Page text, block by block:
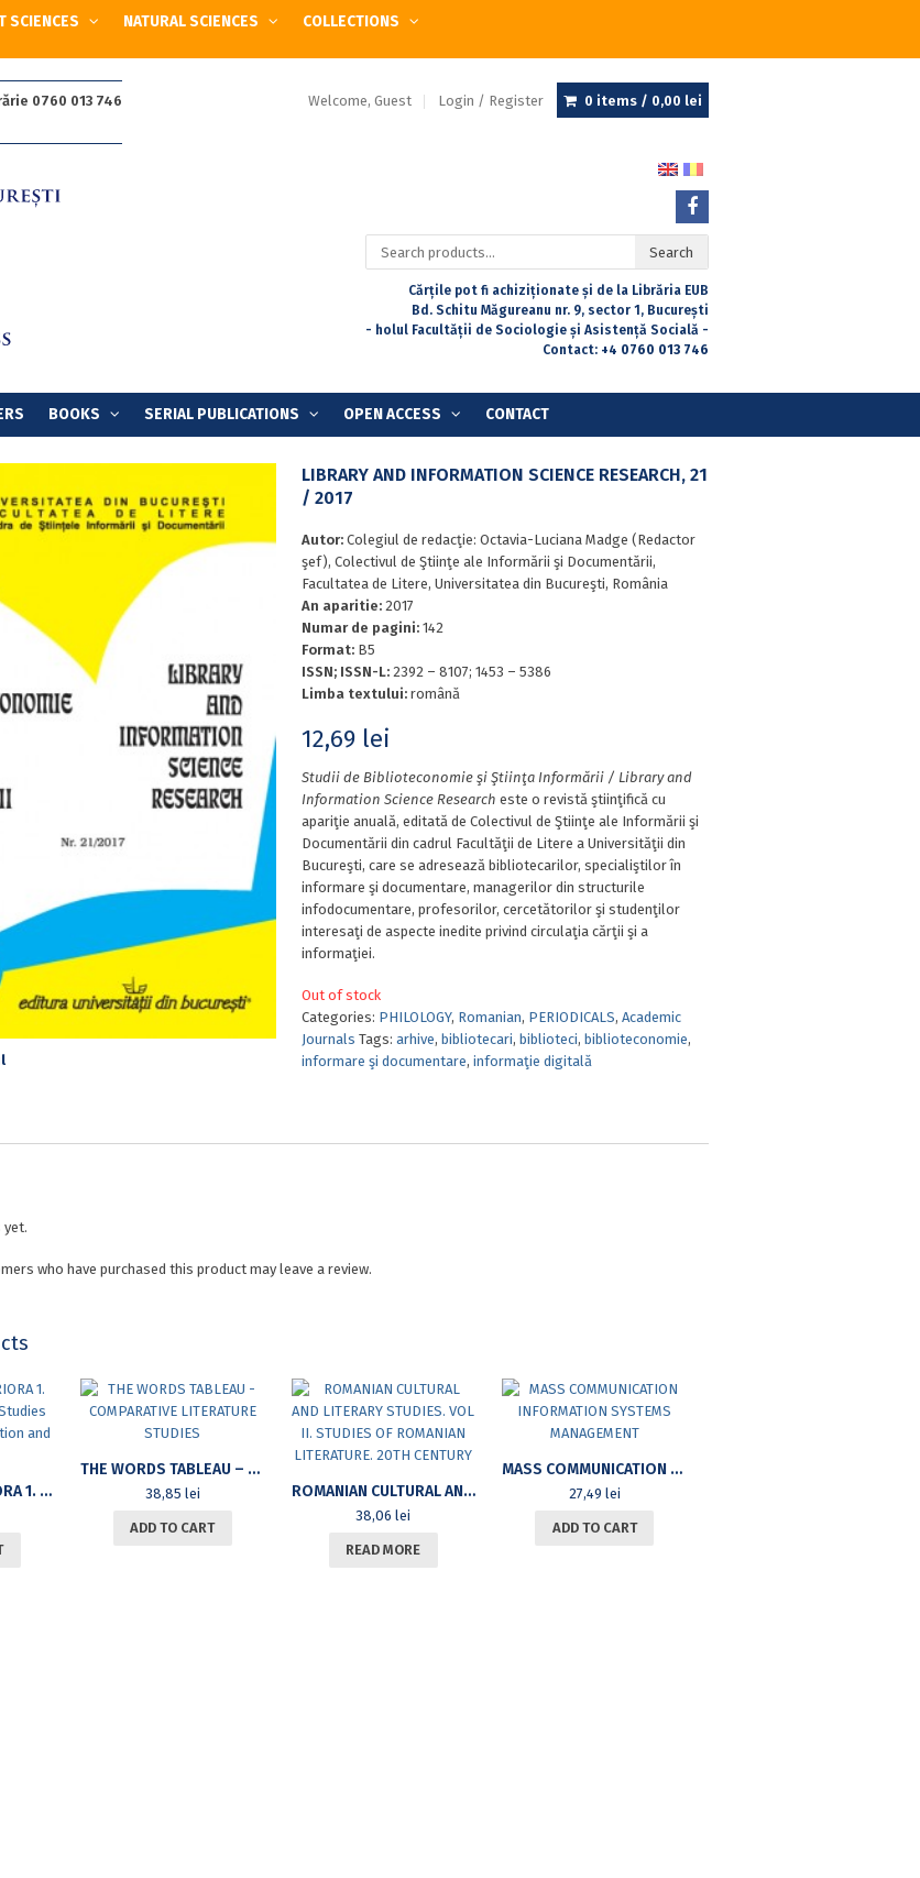
SCIENCES NATURAL SCIENCES COLLECTIONS
0760 013 746
Welcome, Guest Login / Register 0 items / 0,00 lei
Search
for:
Search
Cărțile pot fi achiziționate și de la Librăria EUB
Bd. Schitu Măgureanu nr. 9, sector 1, București
- holul Facultății de Sociologie și Asistență Socială -
Contact: +4 0760 013 746
BOOKS SERIAL PUBLICATIONS OPEN ACCESS CONTACT
LIBRARY AND INFORMATION SCIENCE RESEARCH, 21
/ 2017
Autor: Colegiul de redacţie: Octavia-Luciana Madge (Redactor
şef), Colectivul de Ştiinţe ale Informării şi Documentării,
Facultatea de Litere, Universitatea din Bucureşti, România
An aparitie: 2017
Numar de pagini: 142
Format: B5
ISSN; ISSN-L: 2392 – 8107; 1453 – 5386
Limba textului: română
12,69 lei
Studii de Biblioteconomie şi Ştiinţa Informării / Library and
Information Science Research este o revistă ştiinţifică cu
apariţie anuală, editată de Colectivul de Ştiinţe ale Informării şi
Documentării din cadrul Facultăţii de Litere a Universităţii din
Bucureşti, care se adresează bibliotecarilor, specialiştilor în
informare şi documentare, managerilor din structurile
infodocumentare, profesorilor, cercetătorilor şi studenţilor
interesaţi de aspecte inedite privind circulaţia cărţii şi a
informaţiei.
Out of stock
Categories: PHILOLOGY, Romanian, PERIODICALS, Academic
Journals Tags: arhive, bibliotecari, biblioteci, biblioteconomie,
informare şi documentare, informaţie digitală
yet.
who have purchased this product may leave a review.
PHILOLOGICA PRIORA 1. UNITY AND DIVERSITY. STUDIES OF LITERATURE, CIVILIZATION AND LINGUISTICS
THE WORDS TABLEAU – COMPARATIVE LITERATURE STUDIES
38,85 lei
ADD TO CART
ROMANIAN CULTURAL AND LITERARY STUDIES. VOL II. STUDIES OF ROMANIAN LITERATURE. 20TH CENTURY
38,06 lei
READ MORE
MASS COMMUNICATION INFORMATION SYSTEMS MANAGEMENT
27,49 lei
ADD TO CART